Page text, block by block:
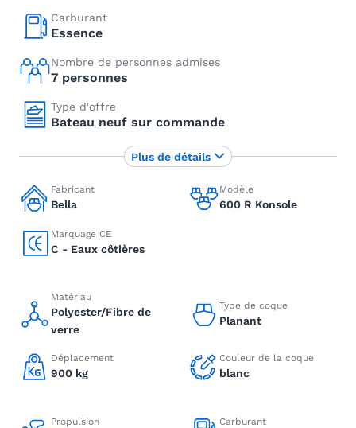
Carburant
Essence
Nombre de personnes admises
7 personnes
Type d'offre
Bateau neuf sur commande
Fabricant
Bella
Modèle
600 R Konsole
Marquage CE
C - Eaux côtières
Matériau
Polyester/Fibre de
verre
Type de coque
Planant
Déplacement
900 kg
Couleur de la coque
blanc
Propulsion Carburant
Plus de détails